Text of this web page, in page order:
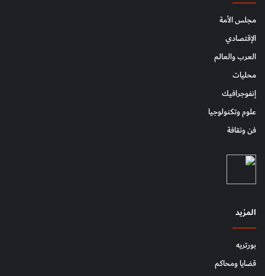
مجلس الأمة
الإقتصادي
العرب والعالم
محليات
إنفوجرافيك
علوم وتكنولوجيا
فن وثقافة
المزيد
بورتريه
قضايا ومحاكم